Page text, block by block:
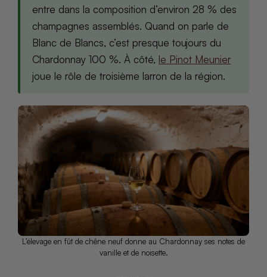
entre dans la composition d’environ 28 % des
champagnes assemblés. Quand on parle de
Blanc de Blancs, c’est presque toujours du
Chardonnay 100 %. À côté, le Pinot Meunier
joue le rôle de troisième larron de la région.
L’élevage en fût de chêne neuf donne au Chardonnay ses notes de
vanille et de noisette.